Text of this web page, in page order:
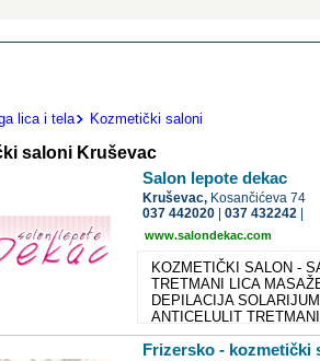
lica i tela Kozmetički saloni
saloni Kruševac
Salon lepote dekac
Kruševac, Kosančićeva 74
037 442020 |037 432242
www.salondekac.com
KOZMETIČKI SALON -
TRETMANI LICA
DEPILACIJA
ANTICELULIT
MASAŽA
Frizersko - kozmetički